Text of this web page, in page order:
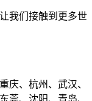
我们接触到更多世
庆、杭州、武汉、
莞、沈阳、青岛、